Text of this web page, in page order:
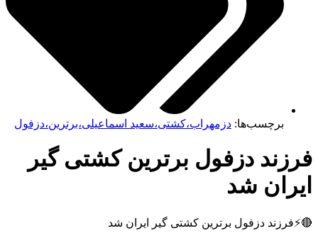
برچسب‌ها:دزمهراب،کشتی،سعید اسماعیلی،برترین،دزفول
دزفول برترین کشتی گیر
شد
دزفول برترین کشتی گیر ایران شد